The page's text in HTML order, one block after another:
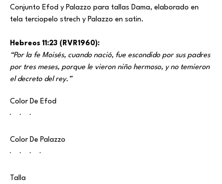
Conjunto Efod y Palazzo para tallas Dama, elaborado en
tela terciopelo strech y Palazzo en satin.
Hebreos 11:23 (RVR1960):
“Por la fe Moisés, cuando nació, fue escondido por sus padres
por tres meses, porque le vieron niño hermoso, y no temieron
el decreto del rey.”
Color De Efod
Color De Palazzo
Talla